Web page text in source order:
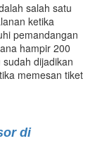
salah satu
ketika
pemandangan
hampir 200
dijadikan
memesan tiket
di